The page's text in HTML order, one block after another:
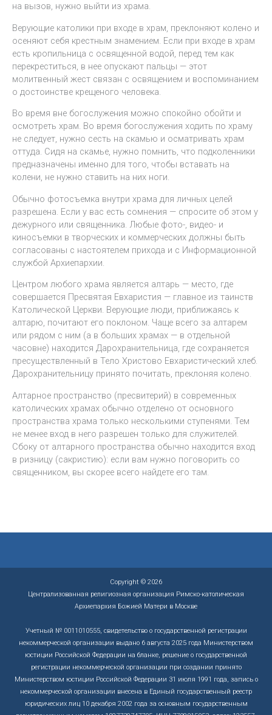
на вызов, нужно выйти из храма.
Верующие католики при входе в храм, преклоняют колено и
осеняют себя крестным знамением. Если при входе в храм
есть кропильница с освященной водой, перед тем как
перекреститься, в нее опускают пальцы — этот
молитвенный жест связан с освящением и воспоминанием
о достоинстве крещеного человека.
Во время вне богослужения можно спокойно обойти и
осмотреть храм. Во время богослужения ходить по храму
не следует, нужно сесть на скамью и осматривать храм
оттуда. Сидя на скамье, нужно помнить, что подколенники
предназначены именно для того, чтобы вставать на
колени, не нужно ставить на них ноги.
Обычно фотосъемка внутри храма для личных целей
разрешена. Если у вас есть сомнения — спросите об этом у
дежурного или священника. Любые фото-, видео- и
киносъемки в творческих и коммерческих должны быть
согласованы с настоятелем прихода и с Информационной
службой Архиепархии.
Центром любого храма является алтарь — место, где
совершается Пресвятая Евхаристия — главное из таинств
Католической Церкви. Верующие люди, приближаясь к
алтарю, почитают его поклоном. Чаще всего за алтарем
или рядом с ним (а в больших храмах — в отдельной
часовне) находится Дарохранительница, где сохраняется
пресуществленный в Тело Христово Евхаристический хлеб.
Дарохранительницу принято почитать, преклоняя колено.
Алтарное пространство (пресвитерий) в современных
католических храмах обычно отделено от основного
пространства храма только несколькими ступенями. Тем
не менее вход в него разрешен только для служителей.
Сбоку от алтарного пространства обычно находится вход
в ризницу (сакристию): если вам нужно поговорить со
священником, вы скорее всего найдете его там.
Copyright © 2026
Централизованная религиозная организация Римско-католическая
Архиепархия Божией Матери в Москве
Учетный № 0011010555, свидетельство о государственной регистрации
некоммерческой организации выдано 6 августа 2025 года Министерством
юстиции Российской Федерации на бланке, решение о государственной
регистрации некоммерческой организации при создании принято
Министерством юстиции Российской Федерации 31 июля 1991 года, запись о
некоммерческой организации внесена в Единый государственный реестр
юридических лиц 10 декабря 2002 года за основным государственным